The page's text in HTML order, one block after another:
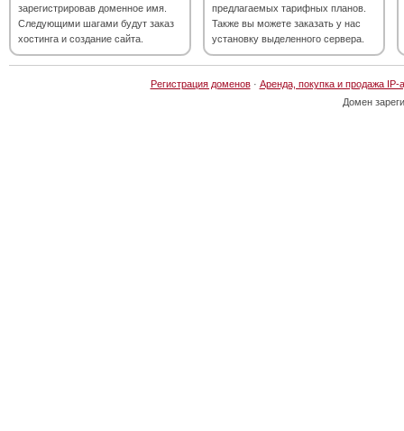
зарегистрировав доменное имя.
Следующими шагами будут заказ
хостинга и создание сайта.
предлагаемых тарифных планов.
Также вы можете заказать у нас
установку выделенного сервера.
Регистрация доменов· Аренда, покупка и продажа IP-
Домен